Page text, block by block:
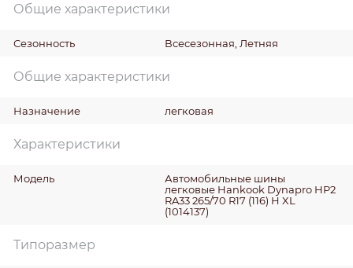
Общие характеристики
Сезонность Всесезонная, Летняя
Общие характеристики
Назначение легковая
Характеристики
Модель
Автомобильные шины
легковые Hankook Dynapro HP2
RA33 265/70 R17 (116) H XL
(1014137)
Типоразмер